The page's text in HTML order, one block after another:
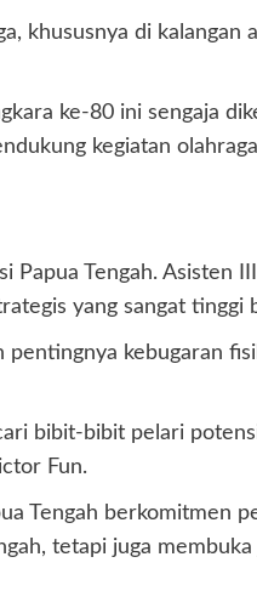
khususnya di
ke-80 ini sengaja
kegiatan
Tengah. Asisten
yang sangat tinggi
pentingnya kebugaran
bibit-bibit pelari
Fun.
Tengah berkomitmen
tetapi juga